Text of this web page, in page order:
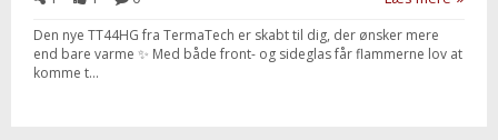
Den nye TT44HG fra TermaTech er skabt til dig, der ønsker mere
end bare varme ✨ Med både front- og sideglas får flammerne lov at
komme t...